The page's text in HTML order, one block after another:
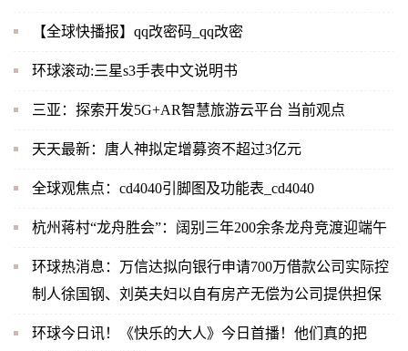
【全球快播报】qq改密码_qq改密
环球滚动:三星s3手表中文说明书
三亚：探索开发5G+AR智慧旅游云平台 当前观点
天天最新：唐人神拟定增募资不超过3亿元
全球观焦点：cd4040引脚图及功能表_cd4040
杭州蒋村“龙舟胜会”：阔别三年200余条龙舟竞渡迎端午
环球热消息：万信达拟向银行申请700万借款公司实际控
制人徐国钢、刘英夫妇以自有房产无偿为公司提供担保
环球今日讯！《快乐的大人》今日首播！他们真的把